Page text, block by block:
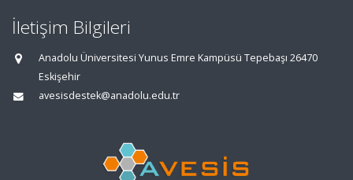
İletişim Bilgileri
Anadolu Üniversitesi Yunus Emre Kampüsü Tepebaşı 26470
Eskişehir
avesisdestek@anadolu.edu.tr